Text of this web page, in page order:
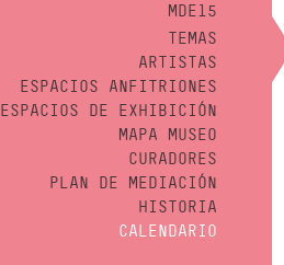
MDE15
TEMAS
ARTISTAS
ESPACIOS ANFITRIONES
ESPACIOS DE EXHIBICIÓN
MAPA MUSEO
CURADORES
PLAN DE MEDIACIÓN
HISTORIA
CALENDARIO